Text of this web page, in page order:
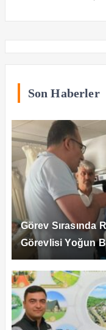
Son Haberler
Görev Sırasında
Görevlisi Yoğun